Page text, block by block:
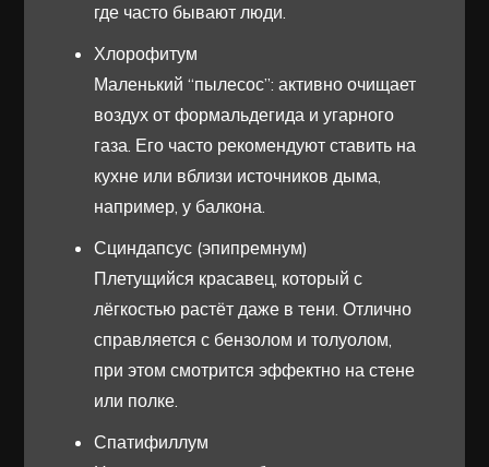
где часто бывают люди.
Хлорофитум
Маленький “пылесос”: активно очищает
воздух от формальдегида и угарного
газа. Его часто рекомендуют ставить на
кухне или вблизи источников дыма,
например, у балкона.
Сциндапсус (эпипремнум)
Плетущийся красавец, который с
лёгкостью растёт даже в тени. Отлично
справляется с бензолом и толуолом,
при этом смотрится эффектно на стене
или полке.
Спатифиллум